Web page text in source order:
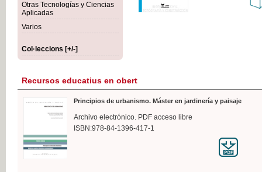
Otras Tecnologías y Ciencias
Aplicadas
Varios
Col·leccions [+/-]
Recursos educatius en obert
Principios de urbanismo. Máster en jardinería y paisaje
Archivo electrónico. PDF acceso libre
ISBN:978-84-1396-417-1